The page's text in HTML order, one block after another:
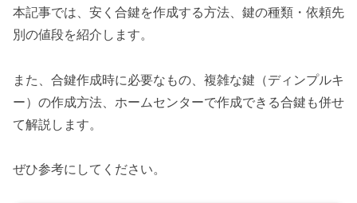
本記事では、安く合鍵を作成する方法、鍵の種類・依頼先
別の値段を紹介します。
また、合鍵作成時に必要なもの、複雑な鍵（ディンプルキ
ー）の作成方法、ホームセンターで作成できる合鍵も併せ
て解説します。
ぜひ参考にしてください。